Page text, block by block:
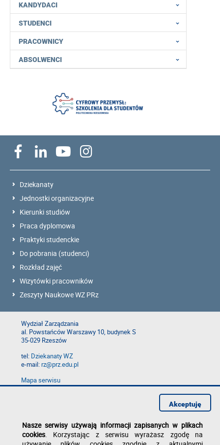
KANDYDACI
STUDENCI
PRACOWNICY
ABSOLWENCI
Dziekanaty
Jednostki organizacyjne
Kierunki studiów
Praca dyplomowa
Praktyki studenckie
Do pobrania (studenci)
Rozkład zajęć
Wizytówki pracowników
Zeszyty Naukowe WZ PRz
Wydział Zarządzania
al. Powstańców Warszawy 10, budynek S
35-029 Rzeszów
tel: Dziekanaty WZ
e-mail:rz@prz.edu.pl
Mapa serwisu
Deklaracja dostępności
Nasze serwisy używają informacji zapisanych w plikach
cookies. Korzystając z serwisu wyrażasz zgodę na
Akceptuję